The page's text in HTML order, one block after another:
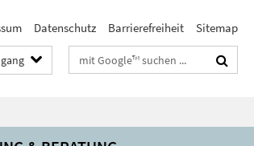
Datenschutz Barrierefreiheit Sitemap
Suchbegriffe